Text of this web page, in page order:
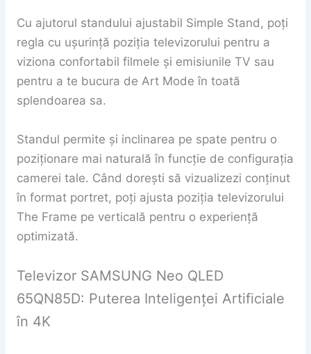
Cu ajutorul standului ajustabil Simple Stand, poți
regla cu ușurință poziția televizorului pentru a
viziona confortabil filmele și emisiunile TV sau
pentru a te bucura de Art Mode în toată
splendoarea sa.
Standul permite și inclinarea pe spate pentru o
poziționare mai naturală în funcție de configurația
camerei tale. Când dorești să vizualizezi conținut
în format portret, poți ajusta poziția televizorului
The Frame pe verticală pentru o experiență
optimizată.
Televizor SAMSUNG Neo QLED
65QN85D: Puterea Inteligenței Artificiale
în 4K